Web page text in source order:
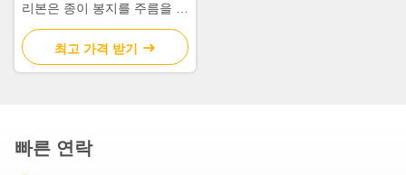
리본은 종이 봉지를 주름을 잡
았습니다
최고 가격 받기
빠른 연락